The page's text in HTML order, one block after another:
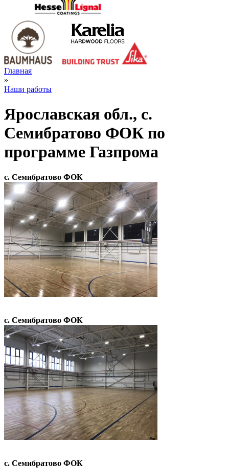
Главная
»
Наши работы
Ярославская обл., с.
Семибратово ФОК по
программе Газпрома
с. Семибратово ФОК
с. Семибратово ФОК
с. Семибратово ФОК